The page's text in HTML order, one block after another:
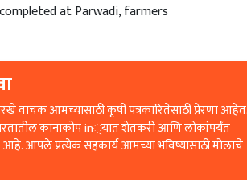
वाचक आमच्यासाठी कृषी पत्रकारितेसाठी प्रेरणा आहेत.
कानाकोप in्यात शेतकरी आणि लोकांपर्यंत
आपले प्रत्येक सहकार्य आमच्या भविष्यासाठी मोलाचे